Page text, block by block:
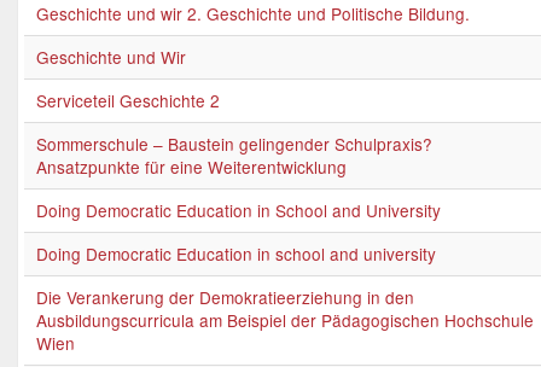
Geschichte und wir 2. Geschichte und Politische Bildung.
Geschichte und Wir
Serviceteil Geschichte 2
Sommerschule – Baustein gelingender Schulpraxis?
Ansatzpunkte für eine Weiterentwicklung
Doing Democratic Education in School and University
Doing Democratic Education in school and university
Die Verankerung der Demokratieerziehung in den
Ausbildungscurricula am Beispiel der Pädagogischen Hochschule
Wien